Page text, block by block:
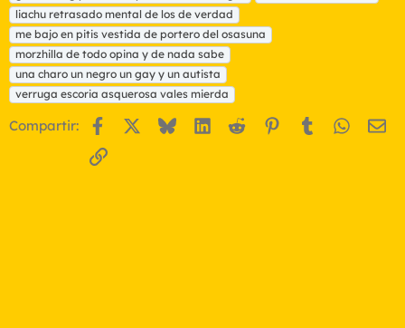
liachu retrasado mental de los de verdad
me bajo en pitis vestida de portero del osasuna
morzhilla de todo opina y de nada sabe
una charo un negro un gay y un autista
verruga escoria asquerosa vales mierda
Compartir: Facebook BlueskyLinkedIn
Reddit Pinterest
Tumblr
Enlace